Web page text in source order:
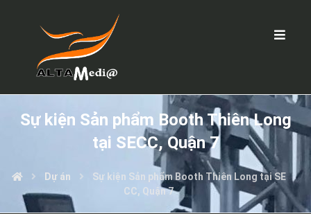
Sự kiện Sản phẩm Booth Thiên Long
tại SECC, Quận 7
Dự án
Sự kiện Sản phẩm Booth Thiên Long tại SE
CC, Quận 7